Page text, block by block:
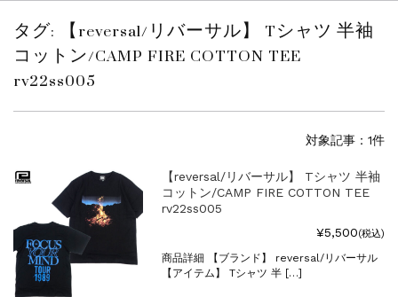
タグ: 【reversal/リバーサル】 Tシャツ 半袖
コットン/CAMP FIRE COTTON TEE
rv22ss005
対象記事：1件
【reversal/リバーサル】 Tシャツ 半袖
コットン/CAMP FIRE COTTON TEE
rv22ss005
¥5,500(税込)
商品詳細 【ブランド】 reversal/リバーサル
【アイテム】 Tシャツ 半 […]